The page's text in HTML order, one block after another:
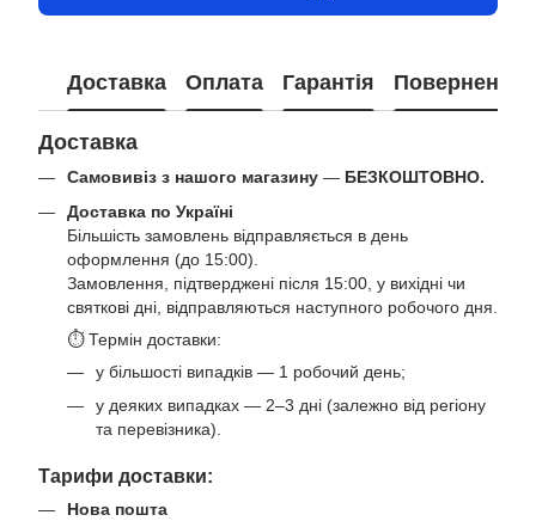
Доставка Оплата Гарантія Повернення
Доставка
Самовивіз з нашого магазину — БЕЗКОШТОВНО.
Доставка по Україні
Більшість замовлень відправляється в день
оформлення (до 15:00).
Замовлення, підтверджені після 15:00, у вихідні чи
святкові дні, відправляються наступного робочого дня.
⏱ Термін доставки:
у більшості випадків — 1 робочий день;
у деяких випадках — 2–3 дні (залежно від регіону
та перевізника).
Тарифи доставки:
Нова пошта